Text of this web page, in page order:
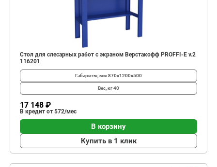
Стол для слесарных работ с экраном Верстакофф PROFFI-E v.2
116201
Габариты, мм 870x1200x500
Вес, кг40
17 148 ₽
В кредит от 572/мес
В корзину
Купить в 1 клик